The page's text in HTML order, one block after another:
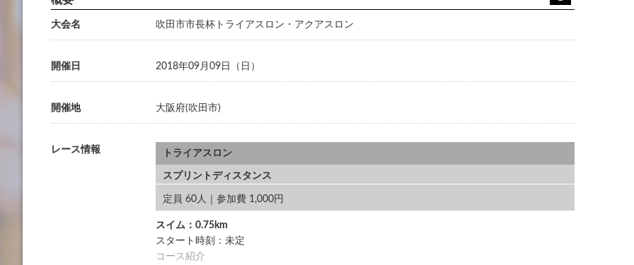
大会名 吹田市市長杯トライアスロン・アクアスロン
開催日 2018年09月09日（日）
開催地 大阪府(吹田市)
レース情報 トライアスロン
スプリントディスタンス
定員 60人｜参加費 1,000円
スイム：0.75km
スタート時刻：未定
コース紹介